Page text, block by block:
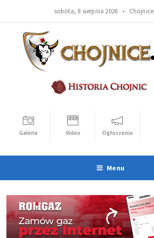
sobota, 8 sierpnia 2026 • Chojnice
Galeria Video Ogłoszenia
Menu